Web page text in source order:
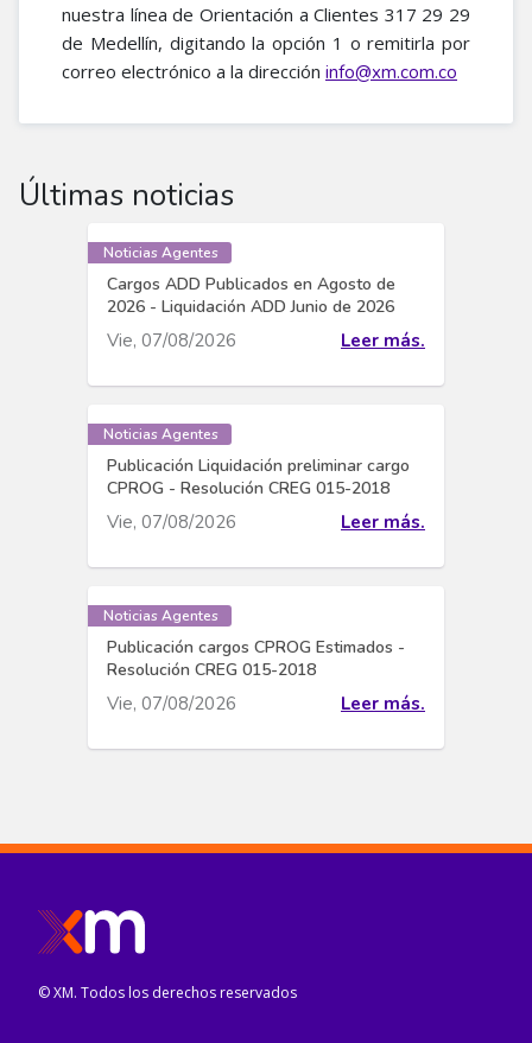
nuestra línea de Orientación a Clientes 317 29 29
de Medellín, digitando la opción 1 o remitirla por
correo electrónico a la dirección info@xm.com.co
Últimas noticias
Noticias Agentes
Cargos ADD Publicados en Agosto de
2026 - Liquidación ADD Junio de 2026
Vie, 07/08/2026 Leer más.
Noticias Agentes
Publicación Liquidación preliminar cargo
CPROG - Resolución CREG 015-2018
Vie, 07/08/2026 Leer más.
Noticias Agentes
Publicación cargos CPROG Estimados -
Resolución CREG 015-2018
Vie, 07/08/2026 Leer más.
© XM. Todos los derechos reservados